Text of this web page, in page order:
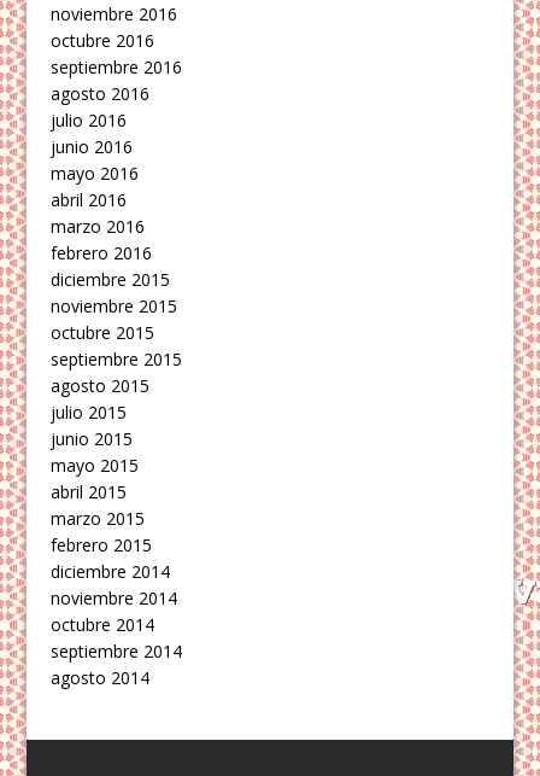
noviembre 2016
octubre 2016
septiembre 2016
agosto 2016
julio 2016
junio 2016
mayo 2016
abril 2016
marzo 2016
febrero 2016
diciembre 2015
noviembre 2015
octubre 2015
septiembre 2015
agosto 2015
julio 2015
junio 2015
mayo 2015
abril 2015
marzo 2015
febrero 2015
diciembre 2014
noviembre 2014
octubre 2014
septiembre 2014
agosto 2014